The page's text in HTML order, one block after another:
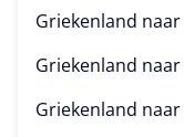
Griekenland naar
Griekenland naar
Griekenland naar